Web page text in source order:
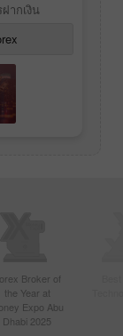
ากเงิน
Broker of
the Year at
Expo Abu
Dhabi 2025